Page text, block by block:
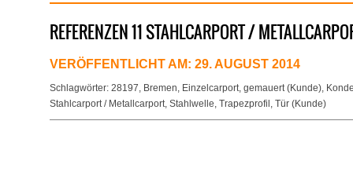
REFERENZEN 11 STAHLCARPORT /
VERÖFFENTLICHT AM: 29. AUGUST 2014
Schlagwörter: 28197, Bremen, Einzelcarport, gemauert (Kunde),
Stahlcarport / Metallcarport, Stahlwelle, Trapezprofil , Tür (Kunde)